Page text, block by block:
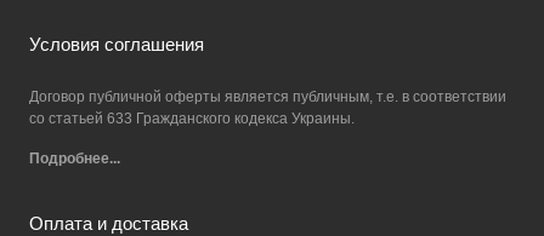
Условия соглашения
Договор публичной оферты является публичным, т.е. в соответствии
со статьей 633 Гражданского кодекса Украины.
Подробнее...
Оплата и доставка